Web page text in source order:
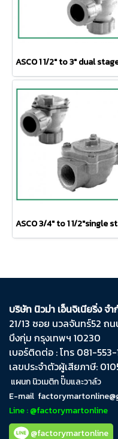
บริษัท นิวม่า เอ็นจิเนียริ่ง จ
21/13 ซอย นวลจันทร์​52 ถ
บึงกุ่ม​ กรุงเทพฯ​ 10230
เบอร์ติดต่อ : โทร 081-
เลขประจำตัวผู้เสียภาษี:
แผนก นิวเมติก ปั๊มและวาล์ว
E-mail
Line : @factorymartonline
@factorymartonline